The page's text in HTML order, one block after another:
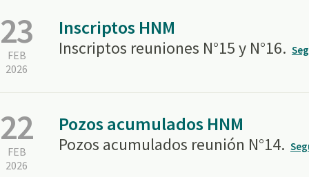
23
FEB
2026
Inscriptos HNM
Inscriptos reuniones N°15 y N°16.
22
FEB
2026
Pozos acumulados HNM
Pozos acumulados reunión N°14.